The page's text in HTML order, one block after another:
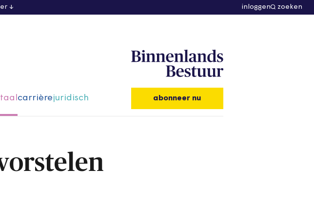
inloggen zoeken
carrièrejuridisch abonneer nu